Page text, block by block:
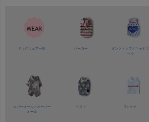
ドッグウェア一覧 パーカー タンクトップ／ キャミソ
ール
カバーオール／ オーバー
オール
ベスト Tシャツ